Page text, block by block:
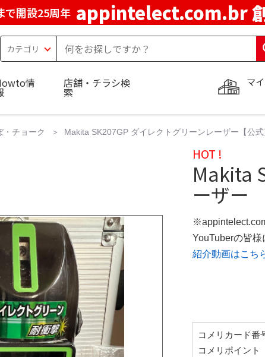
で開設25周年 appintelect.com.br
マ
情 店舗・チラシ検
索
・チョーク Makita SK207GP ダイレクトグリーンレーザー【公式
HOT !
Makita
ーザー
YouTuberの皆様
紹介動画はこち
コメリカード番
コメリポイント